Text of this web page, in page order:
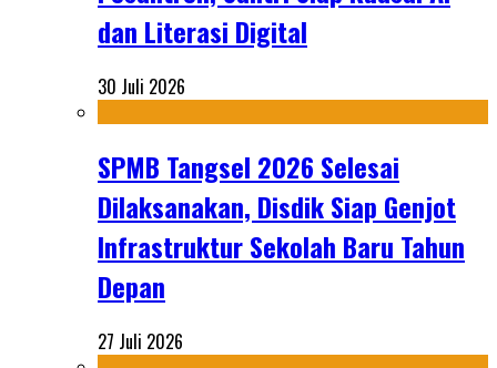
dan Literasi Digital
30 Juli 2026
SPMB Tangsel 2026 Selesai
Dilaksanakan, Disdik Siap Genjot
Infrastruktur Sekolah Baru Tahun
Depan
27 Juli 2026